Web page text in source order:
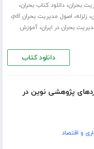
بحران،دانلود کتاب بحران،
، زلزله، اصول مدیریت بحران pdf ،
بحران در ایران،آموزش
دانلود کتاب
پژوهشی نوین در
و اقتصاد